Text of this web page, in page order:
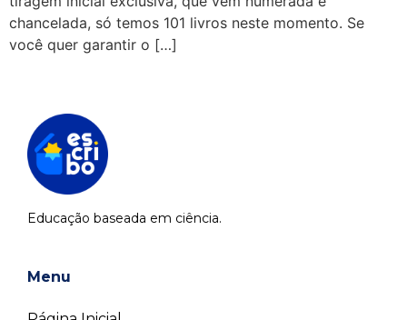
chancelada, só temos 101 livros neste momento. Se
você quer garantir o […]
Educação baseada em ciência.
Menu